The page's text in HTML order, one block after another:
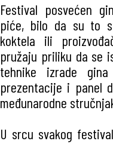
Festival posvećen
piće, bilo da su to
koktela ili
pružaju priliku da se
tehnike izrade
prezentacije i panel
međunarodne
U srcu svakog